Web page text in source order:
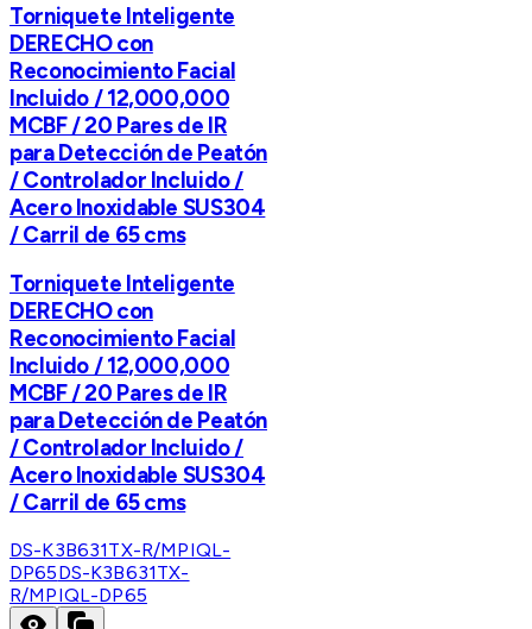
Torniquete Inteligente
DERECHO con
Reconocimiento Facial
Incluido / 12,000,000
MCBF / 20 Pares de IR
para Detección de Peatón
/ Controlador Incluido /
Acero Inoxidable SUS304
/ Carril de 65 cms
Torniquete Inteligente
DERECHO con
Reconocimiento Facial
Incluido / 12,000,000
MCBF / 20 Pares de IR
para Detección de Peatón
/ Controlador Incluido /
Acero Inoxidable SUS304
/ Carril de 65 cms
DS-K3B631TX-R/MPIQL-
DP65DS-K3B631TX-
R/MPIQL-DP65